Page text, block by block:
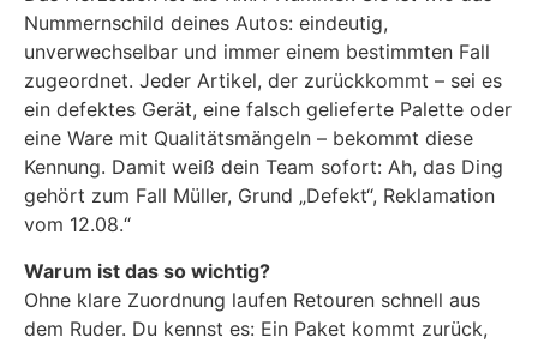
Nummernschild deines Autos: eindeutig,
unverwechselbar und immer einem bestimmten Fall
zugeordnet. Jeder Artikel, der zurückkommt – sei es
ein defektes Gerät, eine falsch gelieferte Palette oder
eine Ware mit Qualitätsmängeln – bekommt diese
Kennung. Damit weiß dein Team sofort: Ah, das Ding
gehört zum Fall Müller, Grund „Defekt“, Reklamation
vom 12.08.“
Warum ist das so wichtig?
Ohne klare Zuordnung laufen Retouren schnell aus
dem Ruder. Du kennst es: Ein Paket kommt zurück,